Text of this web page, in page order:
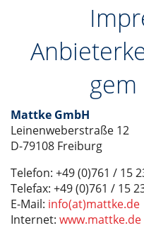
gem
Mattke GmbH
Leinenweberstraße 12
D-79108 Freiburg
Telefon: +49 (0)761 / 15
Telefax: +49 (0)761 / 15
E-Mail: info(at)mattke.de
Internet: www.mattke.de